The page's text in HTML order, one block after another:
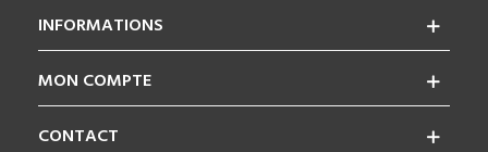
INFORMATIONS
MON COMPTE
CONTACT